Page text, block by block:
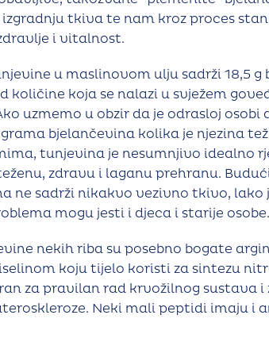
izgradnju tkiva te nam kroz proces
i vitalnost.
u maslinovom ulju sadrži 18,5 g
količine koja se nalazi u svježem
uzmemo u obzir da je odrasloj
bjelančevina kolika je njezina
tunjevina je nesumnjivo idealno
zdravu i laganu prehranu.
ne sadrži nikakvo vezivno tkivo, lako
mogu jesti i djeca i starije osobe.
nekih riba su posebno bogate
koju tijelo koristi za sintezu
za pravilan rad krvožilnog sustava
Neki mali peptidi imaju i